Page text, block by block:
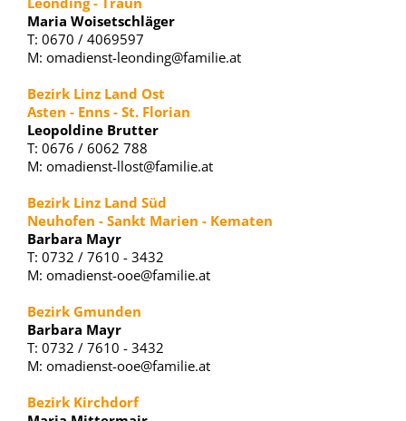
Maria Woisetschläger
T: 0670 / 4069597
M: omadienst-leonding@familie.at
Bezirk Linz Land Ost
Asten - Enns - St. Florian
Leopoldine Brutter
T: 0676 / 6062 788
M: omadienst-llost@familie.at
Bezirk Linz Land Süd
Neuhofen - Sankt Marien - Kematen
Barbara Mayr
T: 0732 / 7610 - 3432
M: omadienst-ooe@familie.at
Bezirk Gmunden
Barbara Mayr
T: 0732 / 7610 - 3432
M: omadienst-ooe@familie.at
Bezirk Kirchdorf